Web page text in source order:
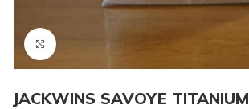
JACKWINS SAVOYE TITANIUM